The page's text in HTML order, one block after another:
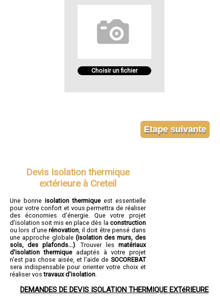
Choisir un fichier
Devis Isolation thermique
extérieure à Creteil
Une bonne isolation thermiqueest essentielle
pour votre confort et vous permettra de réaliser
des économies d'énergie. Que votre projet
d'isolation soit mis en place dès la construction
ou lors d'unerénovation, il doit être pensé dans
une approche globale (isolation des murs, des
sols, des plafonds...). Trouver les matériaux
d'isolation thermiqueadaptés à votre projet
n'est pas chose aisée, et l'aide de SOCOREBAT
sera indispensable pour orienter votre choix et
réaliser vostravaux d'isolation.
DEMANDES DE DEVIS ISOLATION THERMIQUE EXTéRIEURE